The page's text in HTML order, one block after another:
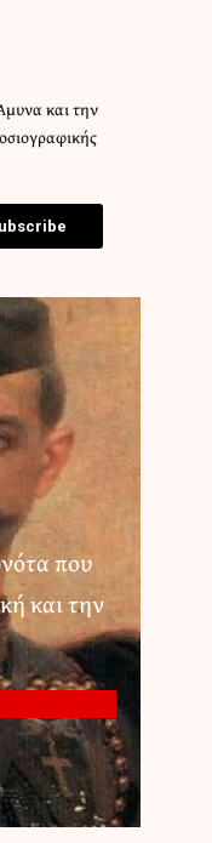
και την
που
και την